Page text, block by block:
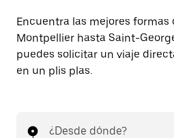
Encuentra las mejores formas
Montpellier hasta Saint-
puedes solicitar un viaje
en un plis plas.
¿Desde dónde?